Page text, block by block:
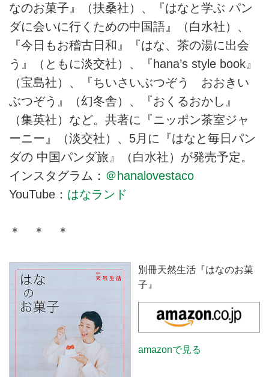
なのお菓子』（扶桑社）、『はなと学ぶ パン
ダに会いに行くための中国語』（白水社）、
『今日もお稽古日和』『はな、茶の湯に出会
う』（ともに淡交社）、『hana’s style book』
（宝島社）、『ちいさいぶつぞう おおきい
ぶつぞう』（幻冬舎）、『おくるおかし』
（集英社）など。共著に『ニッポン茶室ジャ
ーニー』（淡交社）、5月に『はなと毎日パン
ダの 中国パンダ旅』（白水社）が発売予定。
インスタグラム： ＠hanalovestaco
YouTube： はなランド
＊ ＊ ＊
別冊天然生活『はなのお菓
子』
amazonで見る